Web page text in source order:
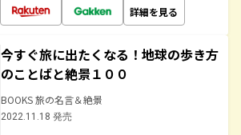
詳細を見る
今すぐ旅に出たくなる！地球の歩き方
のことばと絶景１００
BOOKS 旅の名言＆絶景
2022.11.18 発売